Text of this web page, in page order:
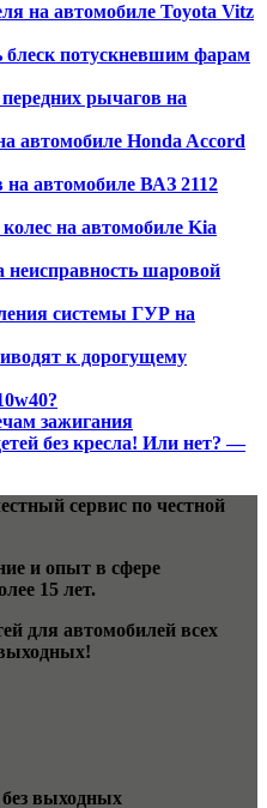
на автомобиле Toyota Vitz
блеск потускневшим фарам
рычагов на
автомобиле Honda Accord
на автомобиле ВАЗ 2112
на автомобиле Kia
шаровой
системы ГУР на
к дорогущему
зажигания
без кресла! Или нет? —
сервис по честной
и опыт в сфере
15 лет.
для автомобилей всех
выходных